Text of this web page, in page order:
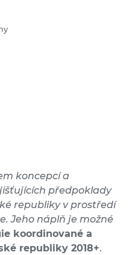
koncepcí a
předpoklady
republiky v prostředí
Jeho náplň je možné
koordinované a
republiky 2018+.